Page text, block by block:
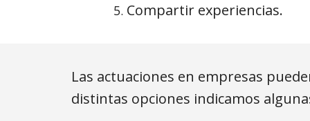
Compartir experiencias.
Las actuaciones en empresas
distintas opciones indicamos